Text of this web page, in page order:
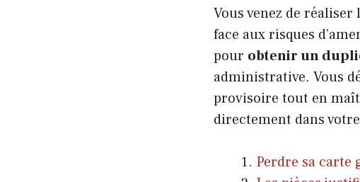
Vous venez de
face aux risques
pour obtenir un
administrative. Vous
provisoire tout en
directement dans
Perdre sa carte